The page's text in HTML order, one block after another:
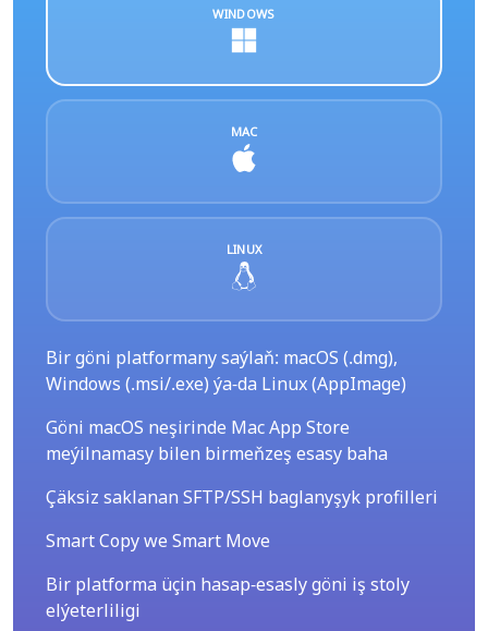
WINDOWS
MAC
LINUX
Bir göni platformany saýlaň: macOS (.dmg),
Windows (.msi/.exe) ýa-da Linux (AppImage)
Göni macOS neşirinde Mac App Store
meýilnamasy bilen birmeňzeş esasy baha
Çäksiz saklanan SFTP/SSH baglanyşyk profilleri
Smart Copy we Smart Move
Bir platforma üçin hasap-esasly göni iş stoly
elýeterliligi